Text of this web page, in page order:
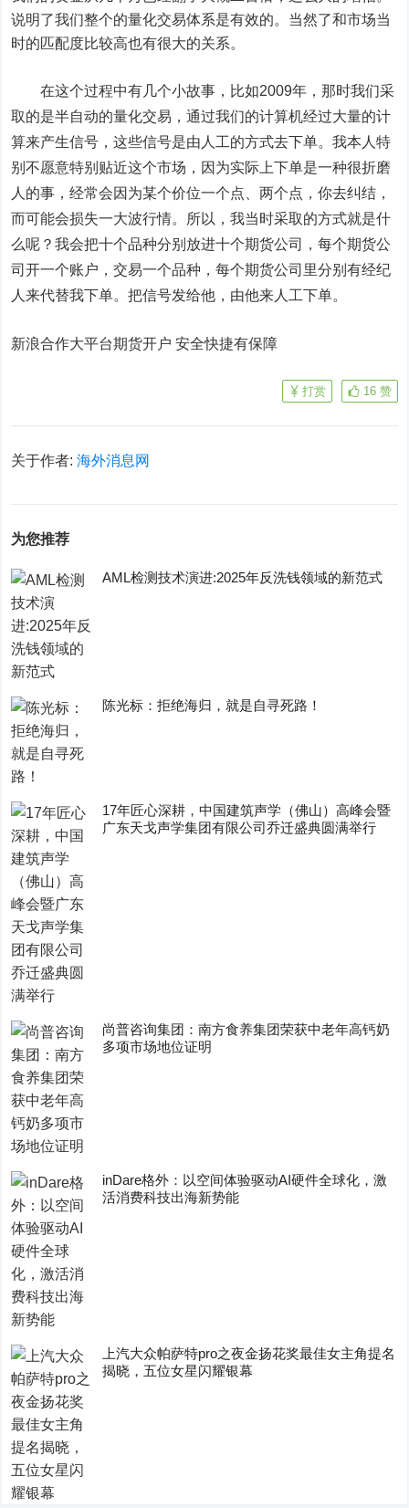
说明了我们整个的量化交易体系是有效的。当然了和市场当
时的匹配度比较高也有很大的关系。
在这个过程中有几个小故事，比如2009年，那时我们采
取的是半自动的量化交易，通过我们的计算机经过大量的计
算来产生信号，这些信号是由人工的方式去下单。我本人特
别不愿意特别贴近这个市场，因为实际上下单是一种很折磨
人的事，经常会因为某个价位一个点、两个点，你去纠结，
而可能会损失一大波行情。所以，我当时采取的方式就是什
么呢？我会把十个品种分别放进十个期货公司，每个期货公
司开一个账户，交易一个品种，每个期货公司里分别有经纪
人来代替我下单。把信号发给他，由他来人工下单。
新浪合作大平台期货开户 安全快捷有保障
16 赞
打赏
关于作者:海外消息网
为您推荐
AML检测技术演进:2025年反洗钱领域的新范式
陈光标：拒绝海归，就是自寻死路！
17年匠心深耕，中国建筑声学（佛山）高峰会暨
广东天戈声学集团有限公司乔迁盛典圆满举行
尚普咨询集团：南方食养集团荣获中老年高钙奶
多项市场地位证明
inDare格外：以空间体验驱动AI硬件全球化，激
活消费科技出海新势能
上汽大众帕萨特pro之夜金扬花奖最佳女主角提名
揭晓，五位女星闪耀银幕